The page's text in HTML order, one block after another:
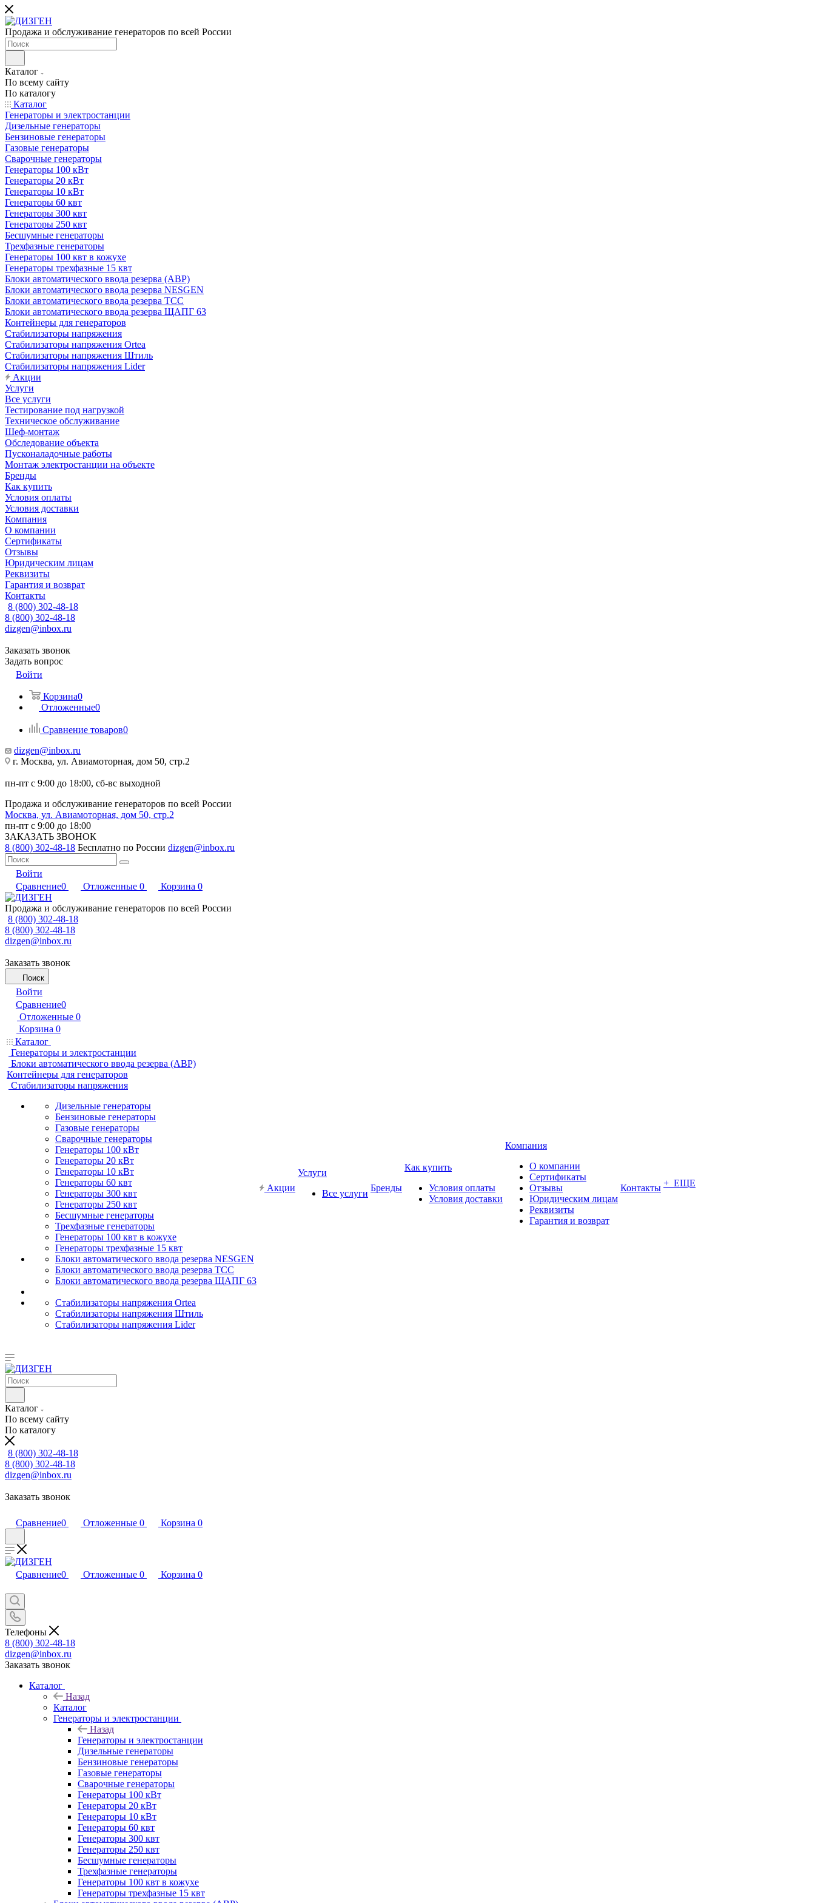
Продажа и обслуживание генераторов по всей России
Каталог
По всему сайту
По каталогу
Каталог
Генераторы и электростанции
Дизельные генераторы
Бензиновые генераторы
Газовые генераторы
Сварочные генераторы
Генераторы 100 кВт
Генераторы 20 кВт
Генераторы 10 кВт
Генераторы 60 квт
Генераторы 300 квт
Генераторы 250 квт
Бесшумные генераторы
Трехфазные генераторы
Генераторы 100 квт в кожухе
Генераторы трехфазные 15 квт
Блоки автоматического ввода резерва (АВР)
Блоки автоматического ввода резерва NESGEN
Блоки автоматического ввода резерва ТСС
Блоки автоматического ввода резерва ЩАПГ 63
Контейнеры для генераторов
Стабилизаторы напряжения
Стабилизаторы напряжения Ortea
Стабилизаторы напряжения Штиль
Стабилизаторы напряжения Lider
Акции
Услуги
Все услуги
Тестирование под нагрузкой
Техническое обслуживание
Шеф-монтаж
Обследование объекта
Пусконаладочные работы
Монтаж электростанции на объекте
Бренды
Как купить
Условия оплаты
Условия доставки
Компания
О компании
Сертификаты
Отзывы
Юридическим лицам
Реквизиты
Гарантия и возврат
Контакты
8 (800) 302-48-18
8 (800) 302-48-18
dizgen@inbox.ru
Заказать звонок
Задать вопрос
Войти
Корзина0
Отложенные0
Сравнение товаров0
dizgen@inbox.ru
г. Москва, ул. Авиамоторная, дом 50, стр.2
пн-пт с 9:00 до 18:00, сб-вс выходной
Продажа и обслуживание генераторов по всей России
Москва, ул. Авиамоторная, дом 50, стр.2
пн-пт с 9:00 до 18:00
ЗАКАЗАТЬ ЗВОНОК
8 (800) 302-48-18 Бесплатно по России dizgen@inbox.ru
Войти
Сравнение0 Отложенные 0 Корзина 0
Продажа и обслуживание генераторов по всей России
8 (800) 302-48-18
8 (800) 302-48-18
dizgen@inbox.ru
Заказать звонок
Поиск
Войти
Сравнение0
Отложенные 0
Корзина 0
Каталог
Генераторы и электростанции
Блоки автоматического ввода резерва (АВР)
Контейнеры для генераторов
Стабилизаторы напряжения
Дизельные генераторы
Бензиновые генераторы
Газовые генераторы
Сварочные генераторы
Генераторы 100 кВт
Генераторы 20 кВт
Генераторы 10 кВт
Генераторы 60 квт
Генераторы 300 квт
Генераторы 250 квт
Бесшумные генераторы
Трехфазные генераторы
Генераторы 100 квт в кожухе
Генераторы трехфазные 15 квт
Блоки автоматического ввода резерва NESGEN
Блоки автоматического ввода резерва ТСС
Блоки автоматического ввода резерва ЩАПГ 63
Стабилизаторы напряжения Ortea
Стабилизаторы напряжения Штиль
Стабилизаторы напряжения Lider
Акции
Услуги
Все услуги
Бренды
Как купить
Условия оплаты
Условия доставки
Компания
О компании
Сертификаты
Отзывы
Юридическим лицам
Реквизиты
Гарантия и возврат
Контакты + ЕЩЕ
Каталог
По всему сайту
По каталогу
8 (800) 302-48-18
8 (800) 302-48-18
dizgen@inbox.ru
Заказать звонок
Сравнение0 Отложенные 0 Корзина 0
Сравнение0 Отложенные 0 Корзина 0
Телефоны
8 (800) 302-48-18
dizgen@inbox.ru
Заказать звонок
Каталог
Назад
Каталог
Генераторы и электростанции
Назад
Генераторы и электростанции
Дизельные генераторы
Бензиновые генераторы
Газовые генераторы
Сварочные генераторы
Генераторы 100 кВт
Генераторы 20 кВт
Генераторы 10 кВт
Генераторы 60 квт
Генераторы 300 квт
Генераторы 250 квт
Бесшумные генераторы
Трехфазные генераторы
Генераторы 100 квт в кожухе
Генераторы трехфазные 15 квт